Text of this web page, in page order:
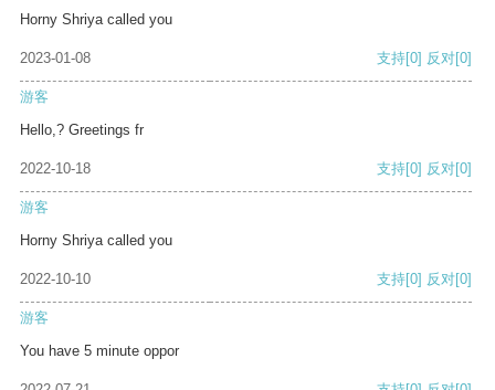
Horny Shriya called you
2023-01-08 支持[0] 反对[0]
游客
Hello,? Greetings fr
2022-10-18 支持[0] 反对[0]
游客
Horny Shriya called you
2022-10-10 支持[0] 反对[0]
游客
You have 5 minute oppor